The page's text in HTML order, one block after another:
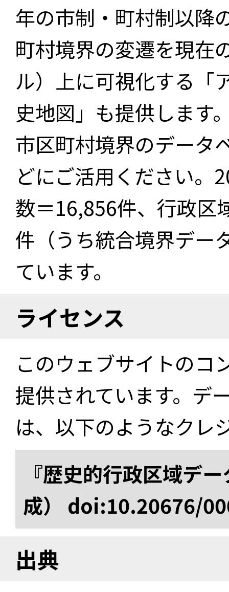
年の市制・町村制以降
町村境界の変遷を現在
ル）上に可視化する「
史地図」も提供します
市区町村境界のデータ
どにご活用ください。
数＝16,856件、行政区
件（うち統合境界デー
ています。
ライセンス
このウェブサイトのコ
提供されています。デ
は、以下のようなクレ
『歴史的行政区域デ
成） doi:10.20676/
出典